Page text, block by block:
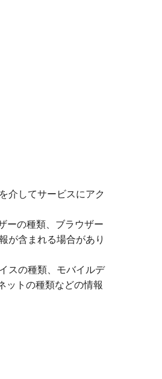
介してサービスにアク
ーの種類、ブラウザー
が含まれる場合があり
スの種類、モバイルデ
ットの種類などの情報